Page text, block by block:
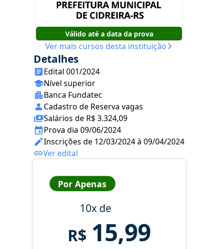
Válido até a data da prova
Ver mais cursos desta instituição
Detalhes
Edital 001/2024
Nível superior
Banca Fundatec
Cadastro de Reserva vagas
Salários de R$ 3.324,09
Prova dia 09/06/2024
Inscrições de 12/03/2024 à 09/04/2024
Ver edital
Por Apenas
10x de
R$ 15,99